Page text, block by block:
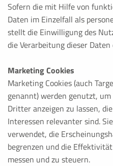
Sofern die mit Hilfe von
Daten im Einzelfall als
stellt die Einwilligung des
die Verarbeitung dieser Daten
Marketing Cookies
Marketing Cookies (auch
genannt) werden genutzt,
Dritter anzeigen zu lassen,
Interessen relevanter sind.
verwendet, die
begrenzen und die
messen und zu steuern.
Cookie von Google für
die Website nutzt.
Cookie Laufzeit:
2 Jahre
COOKIES FÜR
Inhalte von
blockiert. Wenn